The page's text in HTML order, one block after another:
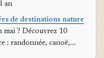
an
de destinations nature
? Découvrez 10
: randonnée, canoë,...